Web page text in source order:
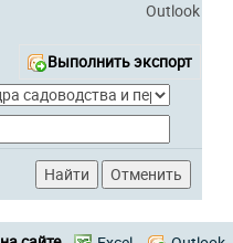
Outlook
Выполнить экспорт